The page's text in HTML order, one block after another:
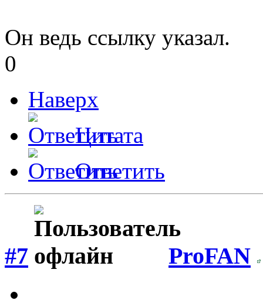
Он ведь ссылку указал.
0
Наверх
Цитата
Ответить
#7 ProFAN